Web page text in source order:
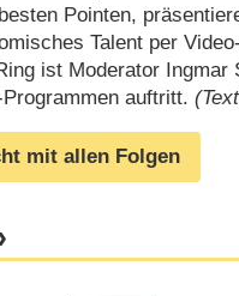
Pointen,
Talent per
ist Moderator Ingmar
Programmen auftritt.
mit allen Folgen